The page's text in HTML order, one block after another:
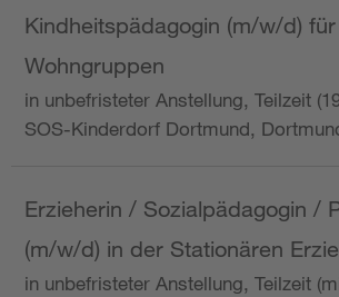
Kindheitspädagogin (m/w/d)
Wohngruppen
in unbefristeter Anstellung, Teilzeit
SOS-Kinderdorf Dortmund,
Erzieherin / Sozialpädagogin /
(m/w/d) in der Stationären
in unbefristeter Anstellung, Teilzeit